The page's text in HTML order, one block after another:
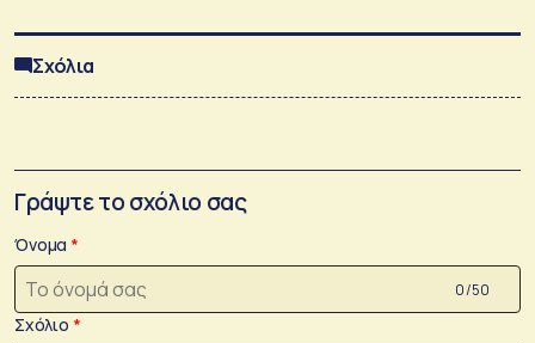
Σχόλια
Γράψτε το σχόλιο σας
Όνομα
0 /50
Σχόλιο